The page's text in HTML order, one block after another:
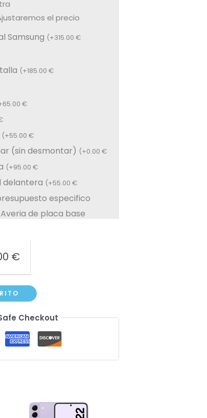
el precio
Samsung (+315.00 €
(+185.00 €
65.00 €
(+55.00 €
(sin desmontar) (+0.00 €
(+95.00 €
delantera (+55.00 €
especifico
de placa base
€
Checkout